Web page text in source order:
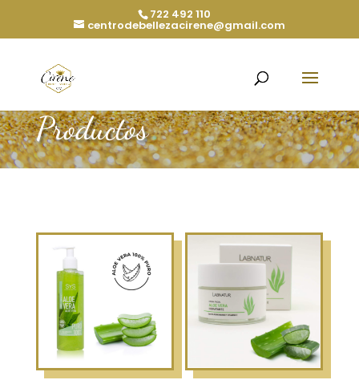
722 492 110
centrodebellezacirene@gmail.com
Productos